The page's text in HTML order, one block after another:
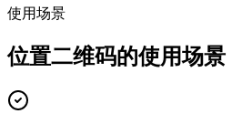
使用场景
位置二维码的使用场景